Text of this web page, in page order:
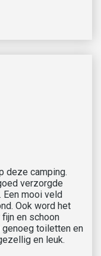
deze camping.
verzorgde
Een mooi veld
Ook word het
en schoon
genoeg toiletten en
en leuk.